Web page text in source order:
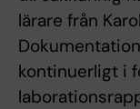
lärare från
kontinuerligt i